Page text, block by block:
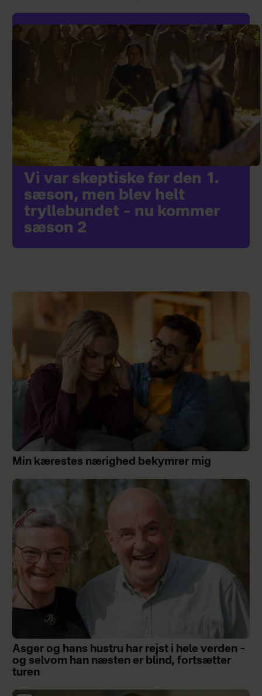
Vi var skeptiske før den 1.
sæson, men blev helt
tryllebundet – nu kommer
sæson 2
Min kærestes nærighed bekymrer mig
Asger og hans hustru har rejst i hele verden –
og selvom han næsten er blind, fortsætter
turen